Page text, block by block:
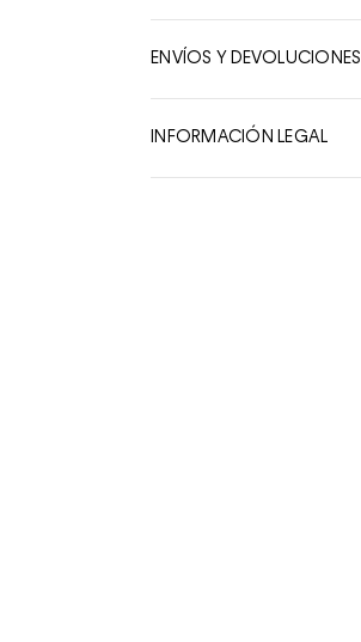
10
ENVÍOS Y DEVOLUCIONES
INFORMACIÓN LEGAL